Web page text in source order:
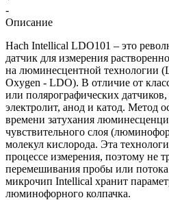
-
Описание
Hach Intellical LDO101 – это
датчик для измерения
на люминесцентной технологии
Oxygen - LDO). В отличие от
или полярографических
электролит, анод и катод. Метод
времени затухания
чувствительного слоя
молекул кислорода. Эта
процессе измерения, поэтому не
перемешивания пробы или
микрочип Intellical хранит
люминофорного колпачка.